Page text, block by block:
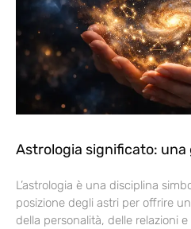
Astrologia significato: una
L’astrologia è una disciplina
posizione degli astri per offrire
della personalità, delle relazioni